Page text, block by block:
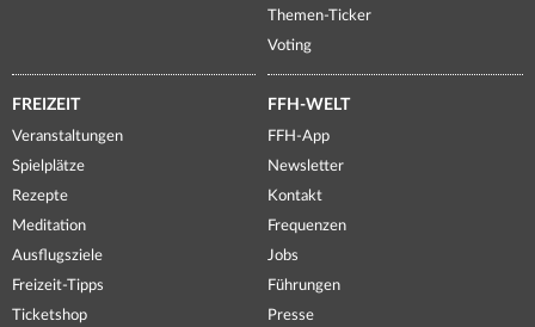
Themen-Ticker
Voting
FREIZEIT
Veranstaltungen
Spielplätze
Rezepte
Meditation
Ausflugsziele
Freizeit-Tipps
Ticketshop
FFH-WELT
FFH-App
Newsletter
Kontakt
Frequenzen
Jobs
Führungen
Presse